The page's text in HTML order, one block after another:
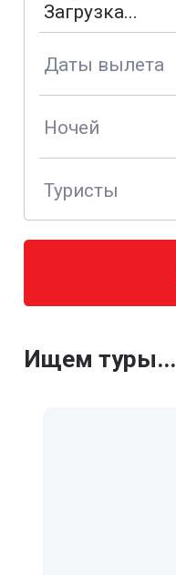
Даты вылета
Ночей
Туристы
Ищем туры...